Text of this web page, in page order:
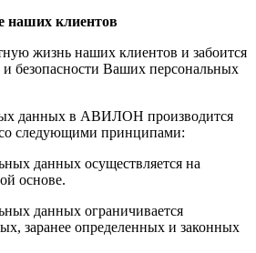
наших клиентов
жизнь наших клиентов и забоится
безопасности Ваших персональных
данных в АВИЛОН производится
со следующими принципами:
данных осуществляется на
основе.
данных ограничивается
заранее определенных и законных